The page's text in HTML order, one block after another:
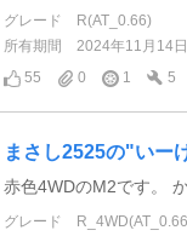
グレード
R(AT_0.66)
所有期間
2024年11月14
55
0 1 5
まさし2525の"いー
赤色4WDのM2です。
グレード